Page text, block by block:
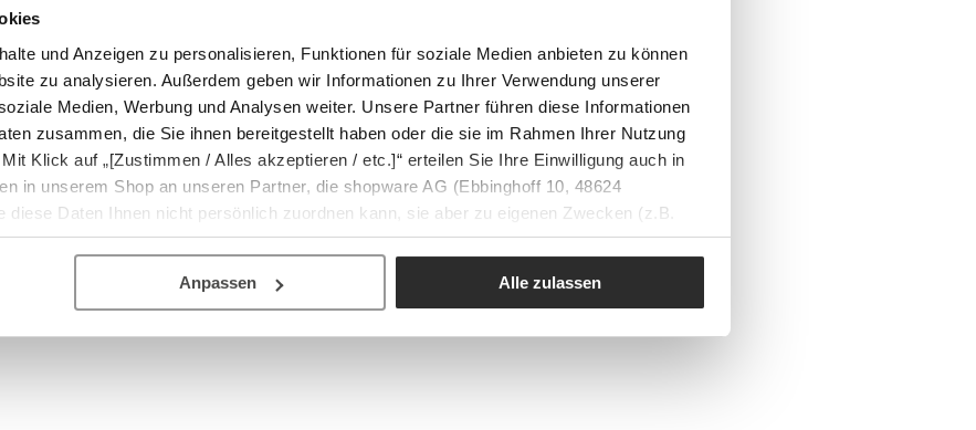
und Anzeigen zu personalisieren, Funktionen für soziale Medien anbieten zu können
zu analysieren. Außerdem geben wir Informationen zu Ihrer Verwendung unserer
Medien, Werbung und Analysen weiter. Unsere Partner führen diese Informationen
zusammen, die Sie ihnen bereitgestellt haben oder die sie im Rahmen Ihrer Nutzung
Klick auf „[Zustimmen / Alles akzeptieren / etc.]“ erteilen Sie Ihre Einwilligung auch in
in unserem Shop an unseren Partner, die shopware AG (Ebbinghoff 10, 48624
diese Daten Ihnen nicht persönlich zuordnen kann, sie aber zu eigenen Zwecken (z.B.
verarbeiten darf.
Anpassen Alle zulassen